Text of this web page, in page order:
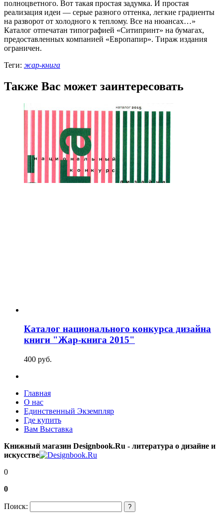
полноцветного. Вот такая простая задумка. И простая
реализация идеи — серые разного оттенка, легкие градиенты
на разворот от холодного к теплому. Все на нюансах…»
Каталог отпечатан типографией «Ситипринт» на бумагах,
предоставленных компанией «Европапир». Тираж издания
ограничен.
Теги: жар-книга
Также Вас может заинтересовать
Каталог национального конкурса дизайна
книги "Жар-книга 2015"
400 pуб.
Главная
О нас
Единственный Экземпляр
Где купить
Вам Выставка
Книжный магазин Designbook.Ru - литература о дизайне и
искусстве
0
0
Поиск: ?